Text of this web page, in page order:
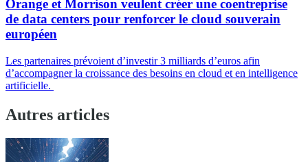
Orange et Morrison veulent créer une coentreprise
de data centers pour renforcer le cloud souverain
européen
Les partenaires prévoient d’investir 3 milliards d’euros afin
d’accompagner la croissance des besoins en cloud et en intelligence
artificielle.
Autres articles